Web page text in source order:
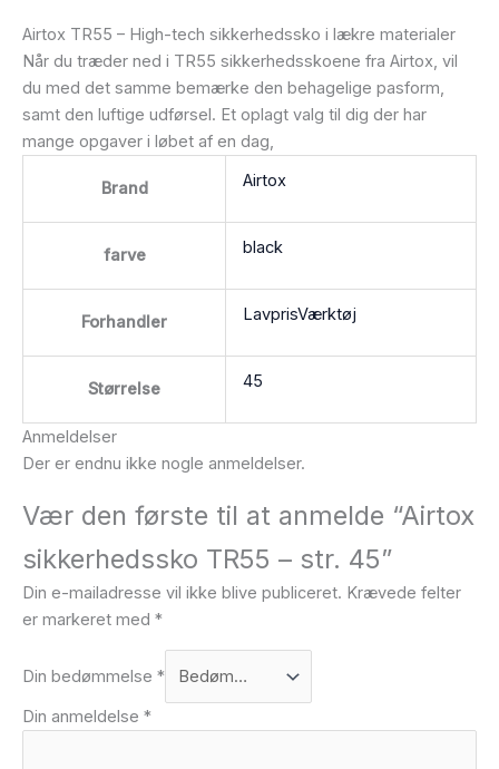
Airtox TR55 – High-tech sikkerhedssko i lækre materialer
Når du træder ned i TR55 sikkerhedsskoene fra Airtox, vil
du med det samme bemærke den behagelige pasform,
samt den luftige udførsel. Et oplagt valg til dig der har
mange opgaver i løbet af en dag,
Brand Airtox
farve black
Forhandler LavprisVærktøj
Størrelse 45
Anmeldelser
Der er endnu ikke nogle anmeldelser.
Vær den første til at anmelde “Airtox
sikkerhedssko TR55 – str. 45”
Din e-mailadresse vil ikke blive publiceret. Krævede felter
er markeret med *
Din bedømmelse *
Din anmeldelse *